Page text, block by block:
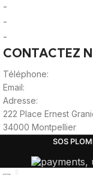
-
-
-
CONTACTEZ
Téléphone:
Email:
Adresse:
222 Place Ernest
34000 Montpellier
SOS